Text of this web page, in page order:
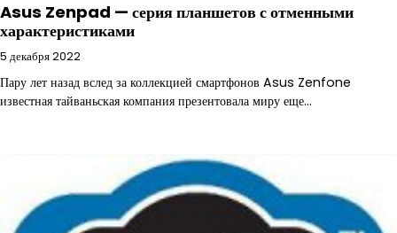
Asus Zenpad — серия планшетов с отменными
характеристиками
5 декабря 2022
Пару лет назад вслед за коллекцией смартфонов Asus Zenfone
известная тайваньская компания презентовала миру еще…